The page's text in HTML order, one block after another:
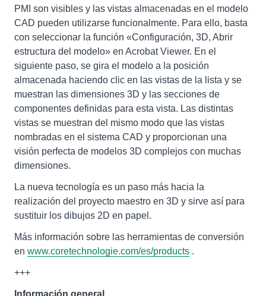
PMI son visibles y las vistas almacenadas en el modelo
CAD pueden utilizarse funcionalmente. Para ello, basta
con seleccionar la función «Configuración, 3D, Abrir
estructura del modelo» en Acrobat Viewer. En el
siguiente paso, se gira el modelo a la posición
almacenada haciendo clic en las vistas de la lista y se
muestran las dimensiones 3D y las secciones de
componentes definidas para esta vista. Las distintas
vistas se muestran del mismo modo que las vistas
nombradas en el sistema CAD y proporcionan una
visión perfecta de modelos 3D complejos con muchas
dimensiones.
La nueva tecnología es un paso más hacia la
realización del proyecto maestro en 3D y sirve así para
sustituir los dibujos 2D en papel.
Más información sobre las herramientas de conversión
en www.coretechnologie.com/es/products .
+++
Información general